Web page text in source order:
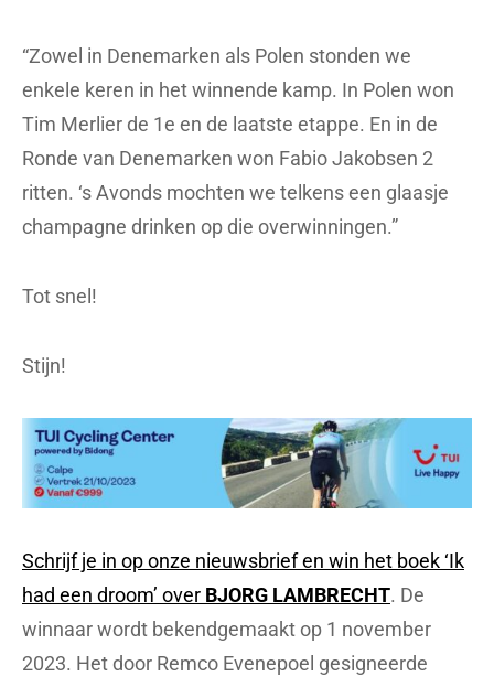
“Zowel in Denemarken als Polen stonden we
enkele keren in het winnende kamp. In Polen won
Tim Merlier de 1e en de laatste etappe. En in de
Ronde van Denemarken won Fabio Jakobsen 2
ritten. ‘s Avonds mochten we telkens een glaasje
champagne drinken op die overwinningen.”
Tot snel!
Stijn!
Schrijf je in op onze nieuwsbrief en win het boek ‘Ik
had een droom’ over BJORG LAMBRECHT. De
winnaar wordt bekendgemaakt op 1 november
2023. Het door Remco Evenepoel gesigneerde